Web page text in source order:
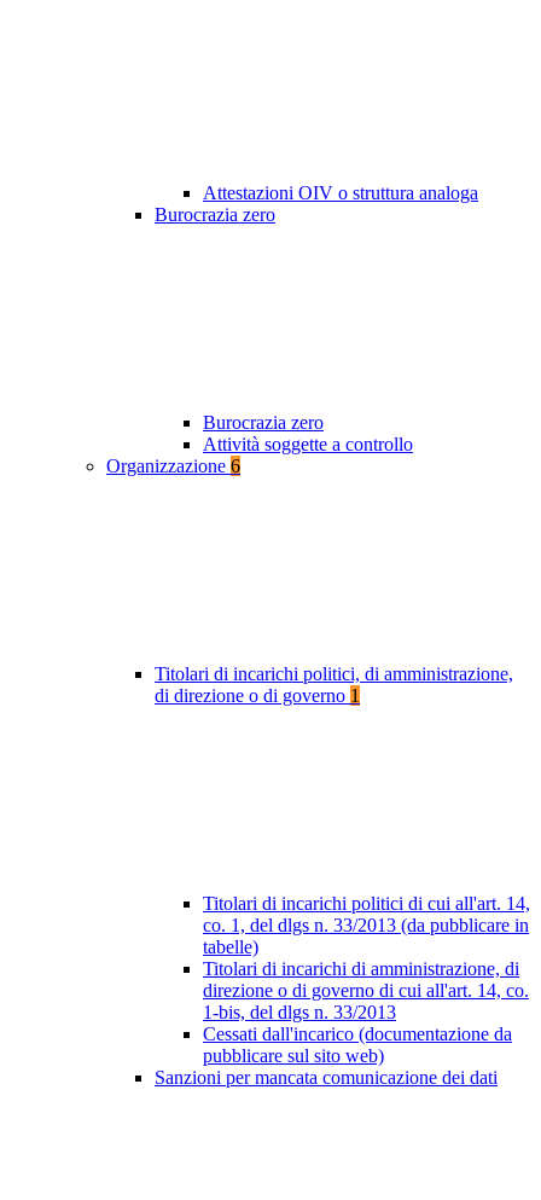
Attestazioni OIV o struttura analoga
Burocrazia zero
Burocrazia zero
Attività soggette a controllo
Organizzazione 6
Titolari di incarichi politici, di amministrazione,
di direzione o di governo 1
Titolari di incarichi politici di cui all'art. 14,
co. 1, del dlgs n. 33/2013 (da pubblicare in
tabelle)
Titolari di incarichi di amministrazione, di
direzione o di governo di cui all'art. 14, co.
1-bis, del dlgs n. 33/2013
Cessati dall'incarico (documentazione da
pubblicare sul sito web)
Sanzioni per mancata comunicazione dei dati